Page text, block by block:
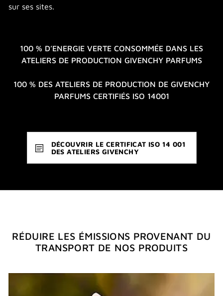
sur ses sites.
100 % D’ENERGIE VERTE CONSOMMÉE DANS LES
ATELIERS DE PRODUCTION GIVENCHY PARFUMS
100 % DES ATELIERS DE PRODUCTION DE GIVENCHY
PARFUMS CERTIFIÉS ISO 14001
DÉCOUVRIR LE CERTIFICAT ISO 14 001
DES ATELIERS GIVENCHY
RÉDUIRE LES ÉMISSIONS PROVENANT DU
TRANSPORT DE NOS PRODUITS